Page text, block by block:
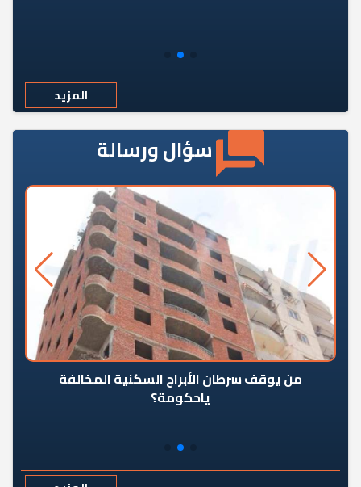
المزيد
سؤال ورسالة
من يوقف سرطان الأبراج السكنية المخالفة
ياحكومة؟